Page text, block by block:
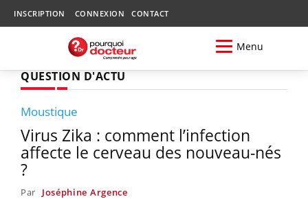
INSCRIPTION CONNEXION CONTACT
Menu
QUESTION D'ACTU
Moustique
Virus Zika : comment l’infection
affecte le cerveau des nouveau-nés
?
Par Joséphine Argence